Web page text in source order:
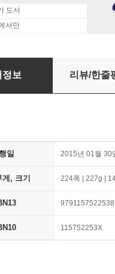
도서
서만
정보 리뷰/한줄
일 2015년 01월 30
, 크기 224쪽 | 227g |
9791157522538
115752253X